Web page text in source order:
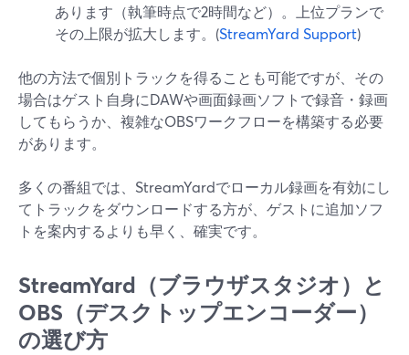
あります（執筆時点で2時間など）。上位プランで
その上限が拡大します。(StreamYard Support)
他の方法で個別トラックを得ることも可能ですが、その
場合はゲスト自身にDAWや画面録画ソフトで録音・録画
してもらうか、複雑なOBSワークフローを構築する必要
があります。
多くの番組では、StreamYardでローカル録画を有効にし
てトラックをダウンロードする方が、ゲストに追加ソフ
トを案内するよりも早く、確実です。
StreamYard（ブラウザスタジオ）と
OBS（デスクトップエンコーダー）
の選び方